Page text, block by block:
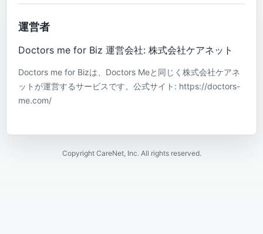
運営者
Doctors me for Biz 運営会社: 株式会社ケアネット
Doctors me for Bizは、Doctors Meと同じく株式会社ケアネ
ットが運営するサービスです。公式サイト: https://doctors-
me.com/
Copyright CareNet, Inc. All rights reserved.